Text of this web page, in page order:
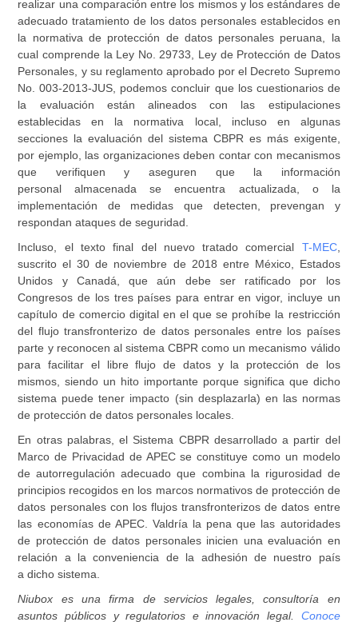
realizar una comparación entre los mismos y los estándares de
adecuado tratamiento de los datos personales establecidos en
la normativa de protección de datos personales peruana, la
cual comprende la Ley No. 29733, Ley de Protección de Datos
Personales, y su reglamento aprobado por el Decreto Supremo
No. 003-2013-JUS, podemos concluir que los cuestionarios de
la evaluación están alineados con las estipulaciones
establecidas en la normativa local, incluso en algunas
secciones la evaluación del sistema CBPR es más exigente,
por ejemplo, las organizaciones deben contar con mecanismos
que verifiquen y aseguren que la información
personal almacenada se encuentra actualizada, o la
implementación de medidas que detecten, prevengan y
respondan ataques de seguridad.
Incluso, el texto final del nuevo tratado comercial T-MEC,
suscrito el 30 de noviembre de 2018 entre México, Estados
Unidos y Canadá, que aún debe ser ratificado por los
Congresos de los tres países para entrar en vigor, incluye un
capítulo de comercio digital en el que se prohíbe la restricción
del flujo transfronterizo de datos personales entre los países
parte y reconocen al sistema CBPR como un mecanismo válido
para facilitar el libre flujo de datos y la protección de los
mismos, siendo un hito importante porque significa que dicho
sistema puede tener impacto (sin desplazarla) en las normas
de protección de datos personales locales.
En otras palabras, el Sistema CBPR desarrollado a partir del
Marco de Privacidad de APEC se constituye como un modelo
de autorregulación adecuado que combina la rigurosidad de
principios recogidos en los marcos normativos de protección de
datos personales con los flujos transfronterizos de datos entre
las economías de APEC. Valdría la pena que las autoridades
de protección de datos personales inicien una evaluación en
relación a la conveniencia de la adhesión de nuestro país
a dicho sistema.
Niubox es una firma de servicios legales, consultoría en
asuntos públicos y regulatorios e innovación legal. Conoce